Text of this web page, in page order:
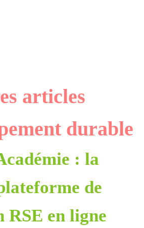
articles
durable
: la
de
en ligne